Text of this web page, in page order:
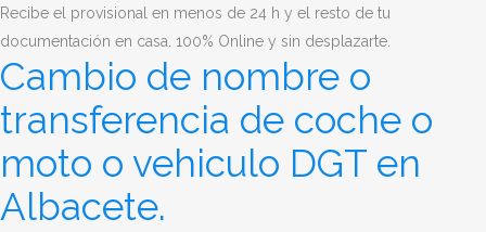
Recibe el provisional en menos de 24 h y el resto de tu
documentación en casa. 100% Online y sin desplazarte.
Cambio de nombre o
transferencia de coche o
moto o vehiculo DGT en
Albacete.